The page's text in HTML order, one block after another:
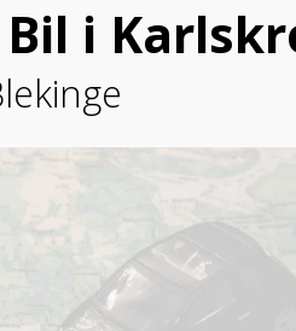
i